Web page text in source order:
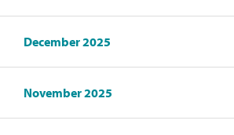
December 2025
November 2025